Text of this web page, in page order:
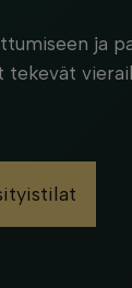
ja
tekevät